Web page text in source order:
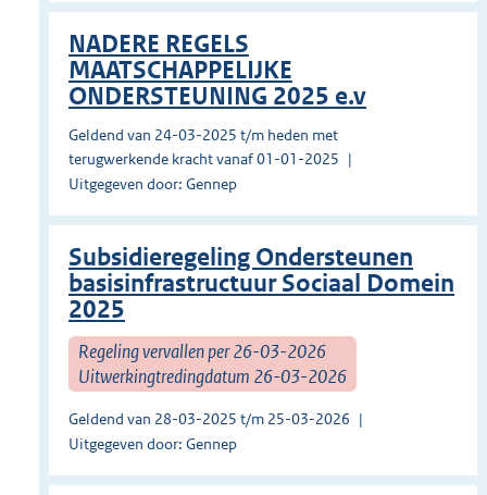
NADERE REGELS
MAATSCHAPPELIJKE
ONDERSTEUNING 2025 e.v
Geldend van 24-03-2025 t/m heden met
terugwerkende kracht vanaf 01-01-2025
Uitgegeven door: Gennep
Subsidieregeling Ondersteunen
basisinfrastructuur Sociaal Domein
2025
Regeling vervallen per 26-03-2026
Uitwerkingtredingdatum 26-03-2026
Geldend van 28-03-2025 t/m 25-03-2026
Uitgegeven door: Gennep